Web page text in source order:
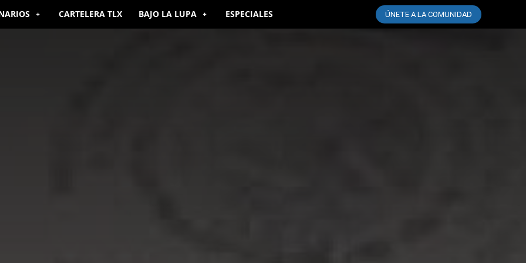
CARTELERA TLX BAJO LA LUPA ESPECIALES ÚNETE A LA COMUNIDAD